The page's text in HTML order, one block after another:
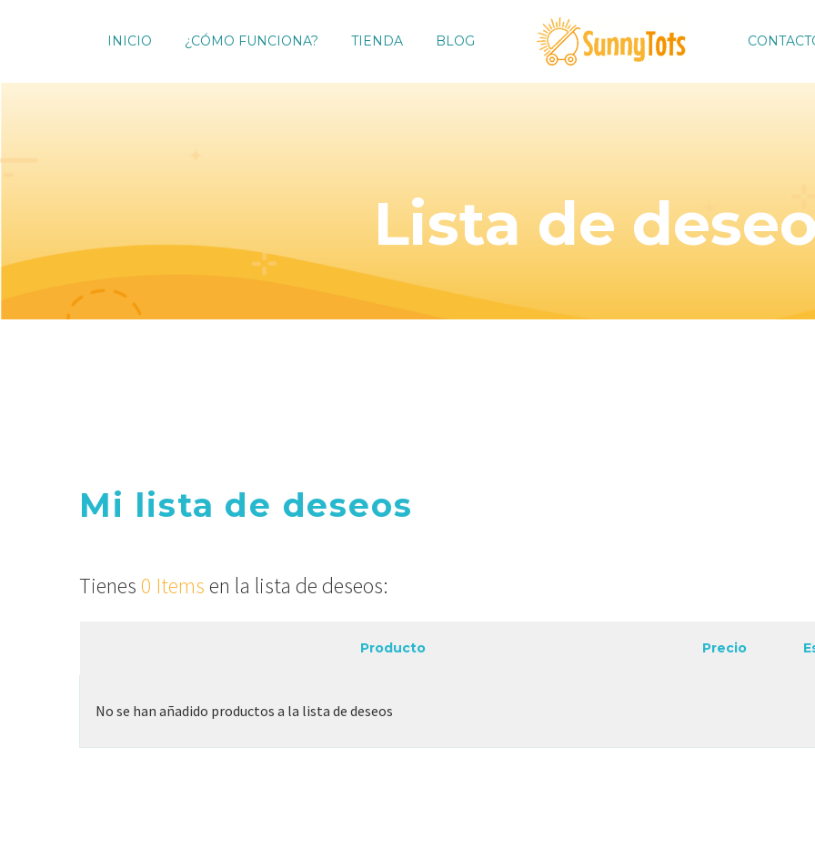
INICIO ¿CÓMO FUNCIONA? TIENDA BLOG
Lista de
Mi lista de deseos
Tienes0 Items en la lista de deseos:
Producto Precio
No se han añadido productos a la lista de deseos